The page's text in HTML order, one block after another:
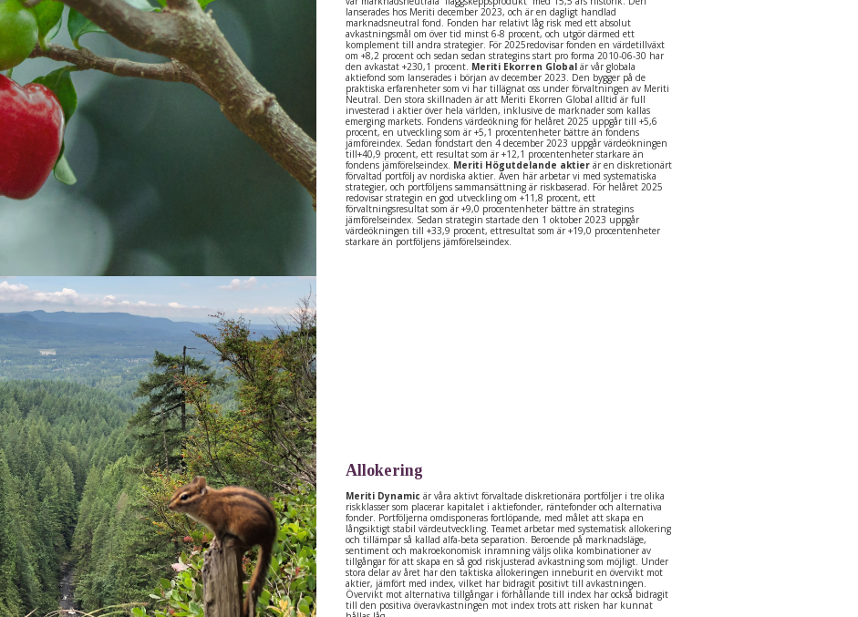
lanserades hos Meriti december 2023, och är en dagligt handlad
marknadsneutral fond. Fonden har relativt låg risk med ett absolut
avkastningsmål om över tid minst 6-8 procent, och utgör därmed ett
komplement till andra strategier. För 2025redovisar fonden en värdetillväxt
om +8,2 procent och sedan sedan strategins start pro forma 2010-06-30 har
den avkastat +230,1 procent. Meriti Ekorren Global är vår globala
aktiefond som lanserades i början av december 2023. Den bygger på de
praktiska erfarenheter som vi har tillägnat oss under förvaltningen av Meriti
Neutral. Den stora skillnaden är att Meriti Ekorren Global alltid är full
investerad i aktier över hela världen, inklusive de marknader som kallas
emerging markets. Fondens värdeökning för helåret 2025 uppgår till +5,6
procent, en utveckling som är +5,1 procentenheter bättre än fondens
jämföreindex. Sedan fondstart den 4 december 2023 uppgår värdeökningen
till+40,9 procent, ett resultat som är +12,1 procentenheter starkare än
fondens jämförelseindex. Meriti Högutdelande aktier är en diskretionärt
förvaltad portfölj av nordiska aktier. Även här arbetar vi med systematiska
strategier, och portföljens sammansättning är riskbaserad. För helåret 2025
redovisar strategin en god utveckling om +11,8 procent, ett
förvaltningsresultat som är +9,0 procentenheter bättre än strategins
jämförelseindex. Sedan strategin startade den 1 oktober 2023 uppgår
värdeökningen till +33,9 procent, ettresultat som är +19,0 procentenheter
starkare än portföljens jämförelseindex.
Allokering
Meriti Dynamic är våra aktivt förvaltade diskretionära portföljer i tre olika
riskklasser som placerar kapitalet i aktiefonder, räntefonder och alternativa
fonder. Portföljerna omdisponeras fortlöpande, med målet att skapa en
långsiktigt stabil värdeutveckling. Teamet arbetar med systematisk allokering
och tillämpar så kallad alfa-beta separation. Beroende på marknadsläge,
sentiment och makroekonomisk inramning väljs olika kombinationer av
tillgångar för att skapa en så god riskjusterad avkastning som möjligt. Under
stora delar av året har den taktiska allokeringen inneburit en övervikt mot
aktier, jämfört med index, vilket har bidragit positivt till avkastningen.
Övervikt mot alternativa tillgångar i förhållande till index har också bidragit
till den positiva överavkastningen mot index trots att risken har kunnat